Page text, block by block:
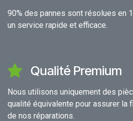
90% des pannes sont résolues en
un service rapide et efficace.
Qualité Premium
Nous utilisons uniquement des
qualité équivalente pour assurer la
de nos réparations.